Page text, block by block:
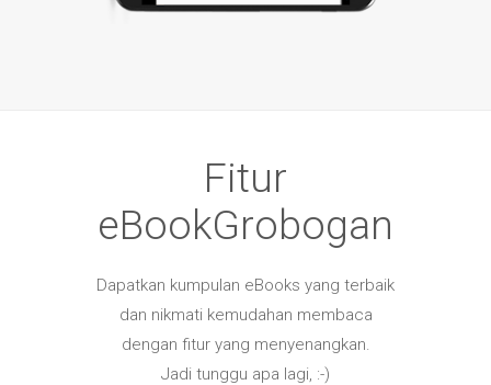
Fitur
eBookGrobogan
Dapatkan kumpulan eBooks yang terbaik
dan nikmati kemudahan membaca
dengan fitur yang menyenangkan.
Jadi tunggu apa lagi, :-)